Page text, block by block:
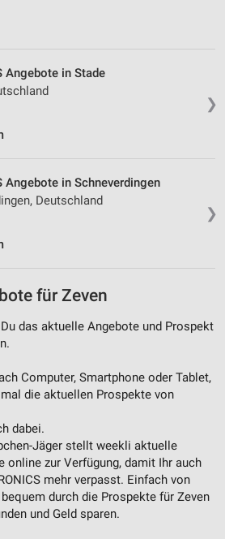
❯
Angebote in Stade
❯
Angebote in Schneverdingen
Deutschland
für Zeven
das aktuelle Angebote und Prospekt
Computer, Smartphone oder Tablet,
die aktuellen Prospekte von
dabei.
Jäger stellt weekli aktuelle
online zur Verfügung, damit Ihr auch
mehr verpasst. Einfach von
durch die Prospekte für Zeven
und Geld sparen.
durch Statistiken oder
der Angebote
Standortdaten
angeforderten